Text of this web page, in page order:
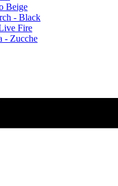
Beige
- Black
Fire
- Zucche